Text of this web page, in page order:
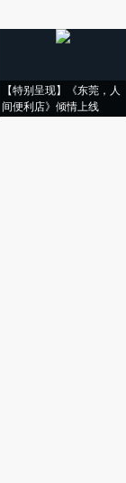
【特别呈现】《东莞，人
间便利店》倾情上线